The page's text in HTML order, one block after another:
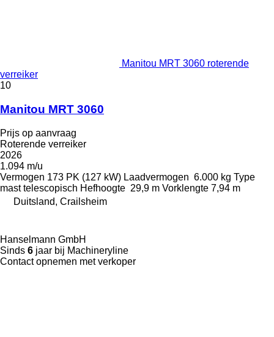
Manitou MRT 3060 roterende
verreiker
10
Manitou MRT 3060
Prijs op aanvraag
Roterende verreiker
2026
1.094 m/u
Vermogen 173 PK (127 kW) Laadvermogen 6.000 kg Type
mast telescopisch Hefhoogte 29,9 m Vorklengte 7,94 m
Duitsland, Crailsheim
Hanselmann GmbH
Sinds 6 jaar bij Machineryline
Contact opnemen met verkoper